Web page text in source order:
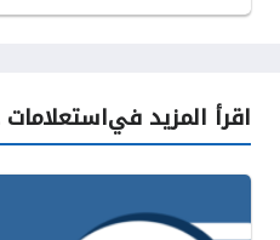
اقرأ المزيد في